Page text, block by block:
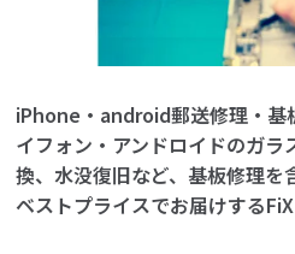
iPhone・android郵送修理・基
イフォン・アンドロイドのガラ
換、水没復旧など、基板修理を
ベストプライスでお届けするFiX